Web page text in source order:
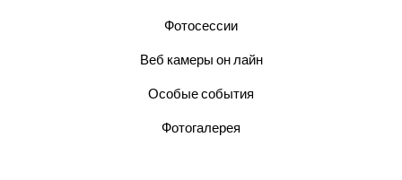
Фотосессии
Веб камеры он лайн
Особые события
Фотогалерея